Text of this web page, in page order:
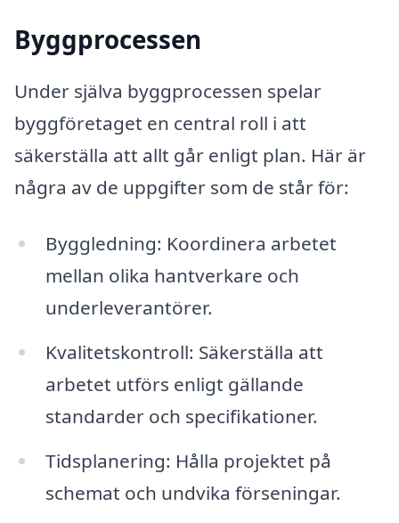
Byggprocessen
Under själva byggprocessen spelar
byggföretaget en central roll i att
säkerställa att allt går enligt plan. Här är
några av de uppgifter som de står för:
Byggledning: Koordinera arbetet
mellan olika hantverkare och
underleverantörer.
Kvalitetskontroll: Säkerställa att
arbetet utförs enligt gällande
standarder och specifikationer.
Tidsplanering: Hålla projektet på
schemat och undvika förseningar.